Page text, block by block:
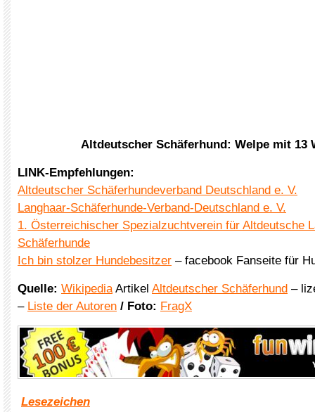
Altdeutscher Schäferhund: Welpe mit 13
LINK-Empfehlungen:
Altdeutscher Schäferhundeverband Deutschland e. V.
Langhaar-Schäferhunde-Verband-Deutschland e. V.
1. Österreichischer Spezialzuchtverein für Altdeutsche
Schäferhunde
Ich bin stolzer Hundebesitzer – facebook Fanseite für
Quelle: WikipediaArtikel Altdeutscher Schäferhund –
– Liste der Autoren / Foto: FragX
Lesezeichen